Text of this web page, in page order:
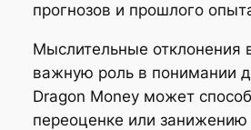
прогнозов и прошлого
Мыслительные отклонения
важную роль в понимании
Dragon Money может
переоценке или